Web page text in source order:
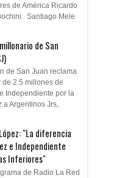
de América Ricardo
Santiago Mele
de San
de San Juan reclama
de 2.5 millones de
Independiente por la
a Argentinos Jrs,
"La diferencia
e Independiente
Inferiores"
de Radio La Red